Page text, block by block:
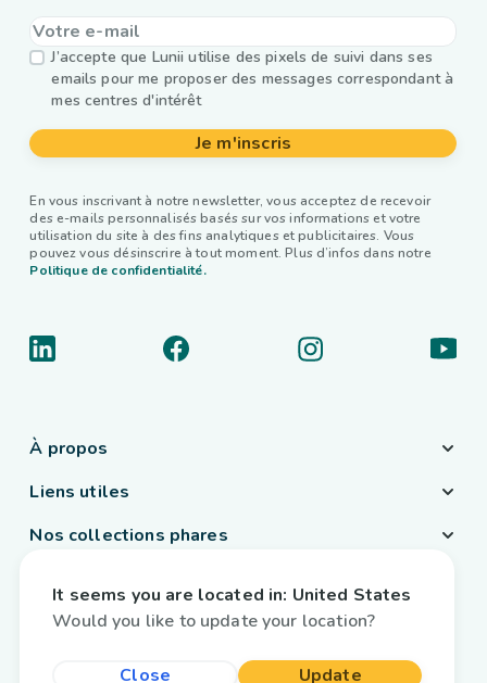
J’accepte que Lunii utilise des pixels de suivi dans ses
emails pour me proposer des messages correspondant à
mes centres d'intérêt
Je m'inscris
En vous inscrivant à notre newsletter, vous acceptez de recevoir
des e-mails personnalisés basés sur vos informations et votre
utilisation du site à des fins analytiques et publicitaires. Vous
pouvez vous désinscrire à tout moment. Plus d’infos dans notre
Politique de confidentialité.
À propos
Liens utiles
Nos collections phares
Belgique Français
It seems you are located in: United States
Would you like to update your location?
Close Update